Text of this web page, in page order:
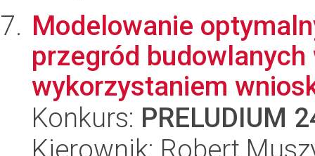
Modelowanie
przegród
wykorzystaniem
Konkurs: PRELUDIUM
Kierownik: Robert